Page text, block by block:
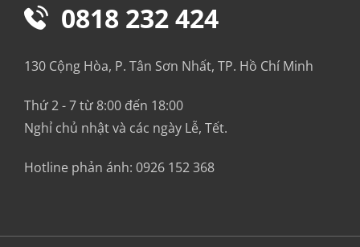
0818 232 424
130 Cộng Hòa, P. Tân Sơn Nhất, TP. Hồ Chí Minh
Thứ 2 - 7 từ 8:00 đến 18:00
Nghỉ chủ nhật và các ngày Lễ, Tết.
Hotline phản ánh: 0926 152 368